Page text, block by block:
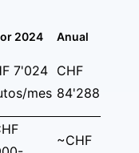
2024 Anual
7'024
mes
CHF
84'288
~CHF